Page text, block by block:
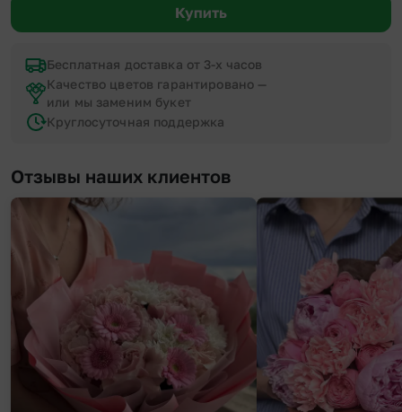
Купить
Бесплатная доставка от 3-х часов
Качество цветов гарантировано —
или мы заменим букет
Круглосуточная поддержка
Отзывы наших клиентов